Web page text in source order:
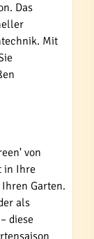
Das
Mit
von
in Ihre
Garten.
als
diese